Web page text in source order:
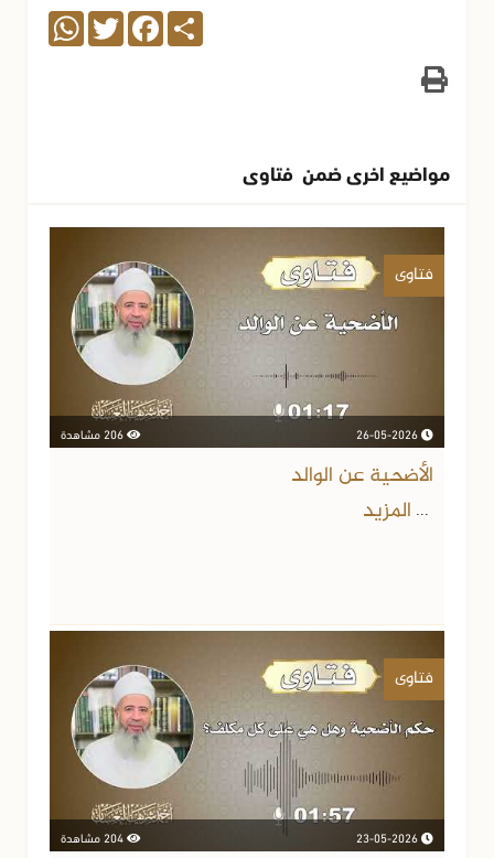
Share
Facebook
Twitter
WhatsApp
مواضيع اخرى ضمن فتاوى
فتاوى
الأضحية عن الوالد
... المزيد
فتاوى